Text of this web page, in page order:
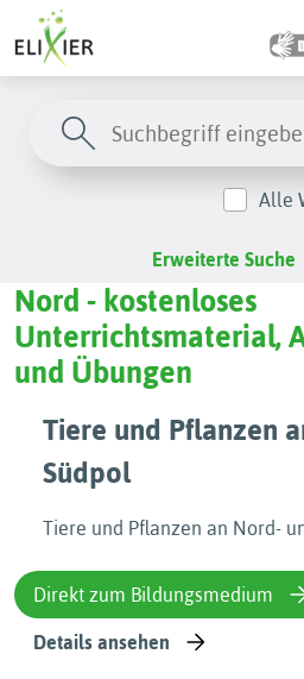
Alle
Erweiterte Suche
Nord - kostenloses
Unterrichtsmaterial,
und Übungen
Tiere und Pflanzen
Südpol
Tiere und Pflanzen an Nord-
Direkt zum Bildungsmedium
Details ansehen